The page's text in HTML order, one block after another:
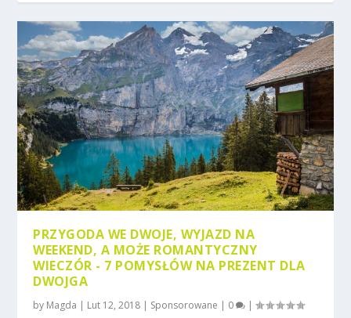
PRZYGODA WE DWOJE, WYJAZD NA
WEEKEND, A MOŻE ROMANTYCZNY
WIECZÓR - 7 POMYSŁÓW NA PREZENT DLA
DWOJGA
by Magda | Lut 12, 2018 | Sponsorowane | 0 |